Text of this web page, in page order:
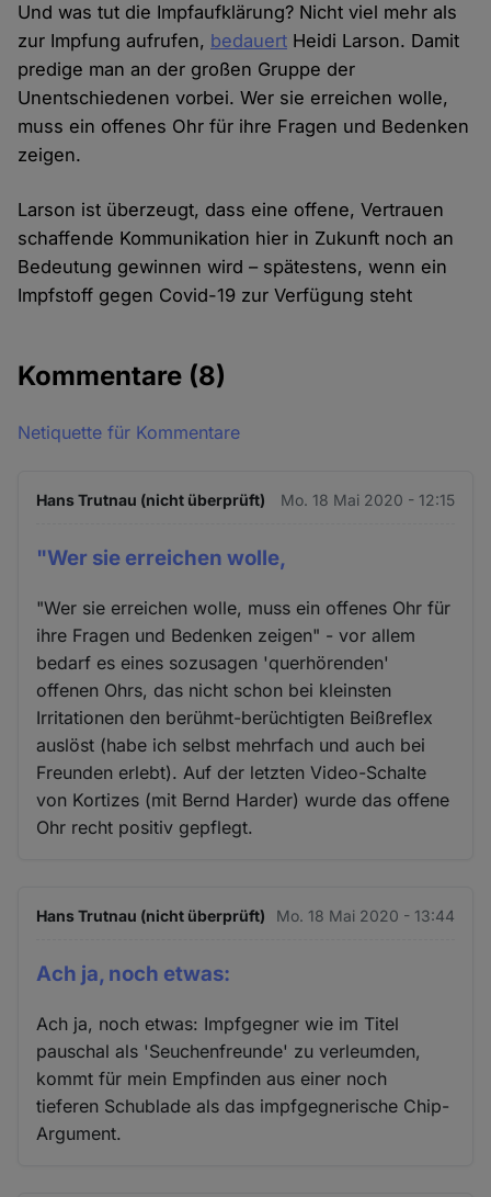
Und was tut die Impfaufklärung? Nicht viel mehr als
zur Impfung aufrufen, bedauert Heidi Larson. Damit
predige man an der großen Gruppe der
Unentschiedenen vorbei. Wer sie erreichen wolle,
muss ein offenes Ohr für ihre Fragen und Bedenken
zeigen.
Larson ist überzeugt, dass eine offene, Vertrauen
schaffende Kommunikation hier in Zukunft noch an
Bedeutung gewinnen wird – spätestens, wenn ein
Impfstoff gegen Covid-19 zur Verfügung steht
Kommentare (8)
Netiquette für Kommentare
Hans Trutnau (nicht überprüft) Mo. 18 Mai 2020 - 12:15
"Wer sie erreichen wolle,
"Wer sie erreichen wolle, muss ein offenes Ohr für
ihre Fragen und Bedenken zeigen" - vor allem
bedarf es eines sozusagen 'querhörenden'
offenen Ohrs, das nicht schon bei kleinsten
Irritationen den berühmt-berüchtigten Beißreflex
auslöst (habe ich selbst mehrfach und auch bei
Freunden erlebt). Auf der letzten Video-Schalte
von Kortizes (mit Bernd Harder) wurde das offene
Ohr recht positiv gepflegt.
Hans Trutnau (nicht überprüft) Mo. 18 Mai 2020 - 13:44
Ach ja, noch etwas:
Ach ja, noch etwas: Impfgegner wie im Titel
pauschal als 'Seuchenfreunde' zu verleumden,
kommt für mein Empfinden aus einer noch
tieferen Schublade als das impfgegnerische Chip-
Argument.